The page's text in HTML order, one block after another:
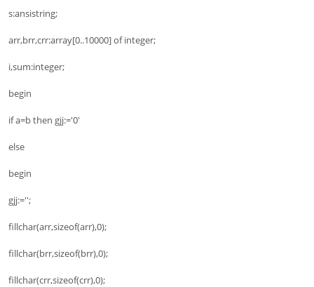
s:ansistring;
arr,brr,crr:array[0..10000] of integer;
i,sum:integer;
begin
if a=b then gjj:='0'
else
begin
gjj:='';
fillchar(arr,sizeof(arr),0);
fillchar(brr,sizeof(brr),0);
fillchar(crr,sizeof(crr),0);